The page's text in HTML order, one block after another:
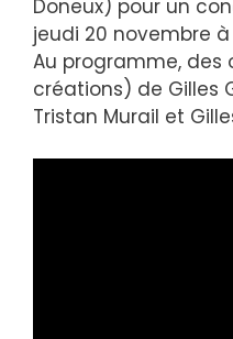
Doneux) pour un
jeudi 20 novembre
Au programme, des
créations) de Gilles
Tristan Murail et